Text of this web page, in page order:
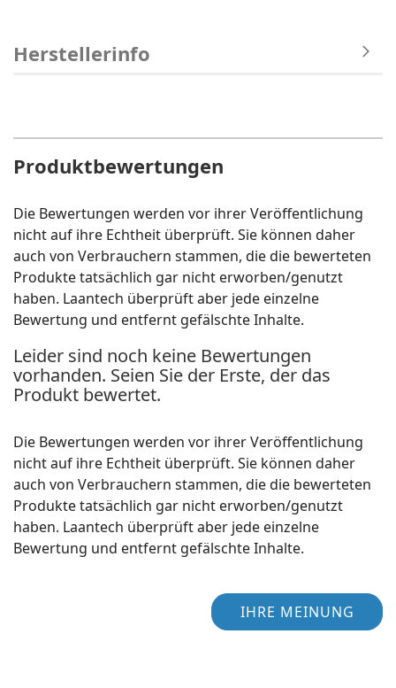
Herstellerinfo
Produktbewertungen
Die Bewertungen werden vor ihrer Veröffentlichung
nicht auf ihre Echtheit überprüft. Sie können daher
auch von Verbrauchern stammen, die die bewerteten
Produkte tatsächlich gar nicht erworben/genutzt
haben. Laantech überprüft aber jede einzelne
Bewertung und entfernt gefälschte Inhalte.
Leider sind noch keine Bewertungen
vorhanden. Seien Sie der Erste, der das
Produkt bewertet.
Die Bewertungen werden vor ihrer Veröffentlichung
nicht auf ihre Echtheit überprüft. Sie können daher
auch von Verbrauchern stammen, die die bewerteten
Produkte tatsächlich gar nicht erworben/genutzt
haben. Laantech überprüft aber jede einzelne
Bewertung und entfernt gefälschte Inhalte.
IHRE MEINUNG